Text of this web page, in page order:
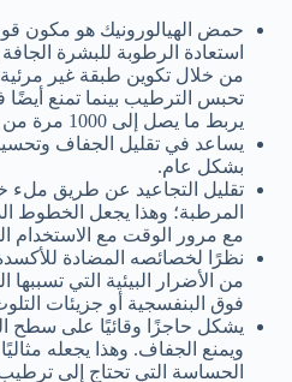
حمض الهيالورونيك هو مكون
استعادة الرطوبة للبشرة
من خلال تكوين طبقة غير
تحبس الترطيب بينما تمنع أيضًا
يربط ما يصل إلى 1000 مرة من وزنه في الماء).
يساعد في تقليل الجفاف
بشكل عام.
تقليل التجاعيد عن طريق ملء
المرطبة؛ وهذا يجعل الخطوط
مع مرور الوقت مع الاستخدام
من الأضرار البيئية التي
فوق البنفسجية أو جزيئات
يشكل حاجزًا وقائيًا على سطح
ويمنع الجفاف. وهذا يجعله
الحساسة التي تحتاج إلى